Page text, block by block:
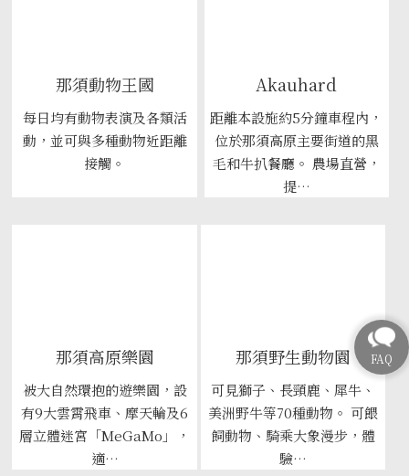
那須動物王國
每日均有動物表演及各類活
動，並可與多種動物近距離
接觸。
Akauhard
距離本設施約5分鐘車程內，
位於那須高原主要街道的黑
毛和牛扒餐廳。 農場直營，
提…
那須高原樂園
被大自然環抱的遊樂園，設
有9大雲霄飛車、摩天輪及6
層立體迷宮「MeGaMo」，
適…
那須野生動物園
可見獅子、長頸鹿、犀牛、
美洲野牛等70種動物。 可餵
飼動物、騎乘大象漫步，體
驗…